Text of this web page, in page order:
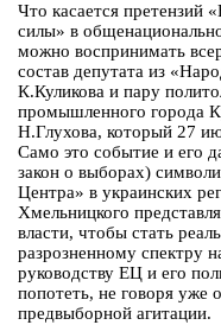
Что касается претензий
силы» в
можно воспринимать
состав депутата из
К.Куликова и пару
промышленного города
Н.Глухова, который 27
Само это событие и его
закон о выборах)
Центра» в украинских
Хмельницкого
власти, чтобы стать
разрозненному спектру
руководству ЕЦ и его
попотеть, не говоря уже
предвыборной агитации.